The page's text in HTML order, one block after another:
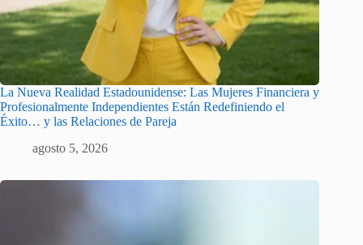
La Nueva Realidad Estadounidense: Las Mujeres Financiera y
Profesionalmente Independientes Están Redefiniendo el
Éxito… y las Relaciones de Pareja
agosto 5, 2026